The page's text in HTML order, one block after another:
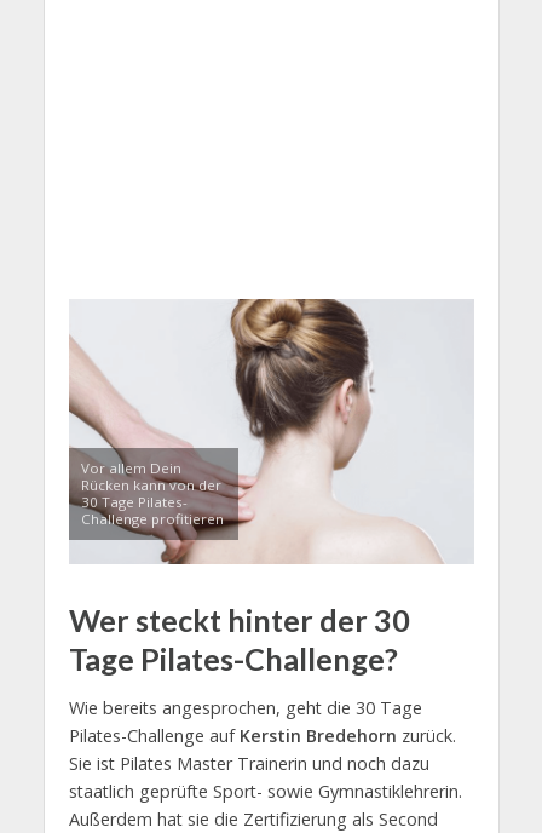
Vor allem Dein
Rücken kann von der
30 Tage Pilates-
Challenge profitieren
Wer steckt hinter der 30
Tage Pilates-Challenge?
Wie bereits angesprochen, geht die 30 Tage
Pilates-Challenge auf Kerstin Bredehorn zurück.
Sie ist Pilates Master Trainerin und noch dazu
staatlich geprüfte Sport- sowie Gymnastiklehrerin.
Außerdem hat sie die Zertifizierung als Second